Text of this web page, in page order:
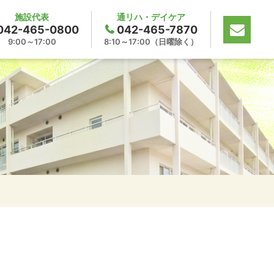
施設代表
465-0800
9:00～17:00
通リハ・デイケア
042-465-7870
8:10～17:00（日曜除く）